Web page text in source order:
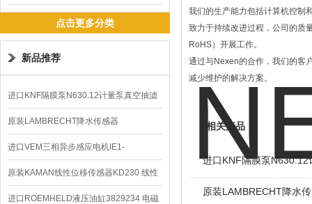
点击更多分类
新品推荐
进口KNF隔膜泵N630.12计量泵真空抽滤
泵价格
原装LAMBRECHT降水传感器
00.14575.20气象仪
进口VEM三相异步感应电机IE1-
K21R80G4马达
原装KAMAN线性位移传感器KD230 线性
编码器
进口ROEMHELD液压油缸3829234 电磁
我们的生产能力包括计算机控制
致力于持续改进过程，公司的质
RoHS）开展工作。
通过与Nexen的合作，我们的客
减少维护的解决方案。
相关产品
进口KNF隔膜泵
原装LAMBRECHT降水